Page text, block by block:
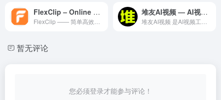
FlexClip – Online Video Editor 堆友AI视频 — AI视频工具领域的专业 AI 工具
暂无评论
您必须登录才能参与评论！